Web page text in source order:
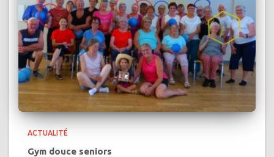
ACTUALITÉ
Gym douce seniors